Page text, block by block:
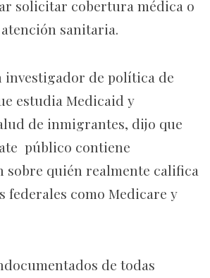
solicitar cobertura médica o
sanitaria.
investigador de política de
estudia Medicaid y
de inmigrantes, dijo que
público contiene
sobre quién realmente califica
federales como Medicare y
de todas